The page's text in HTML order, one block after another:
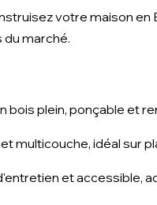
votre maison
du marché.
bois plein, ponçable et
multicouche, idéal sur
et accessible,